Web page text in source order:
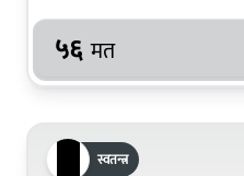
५६ मत
स्वतन्त्र